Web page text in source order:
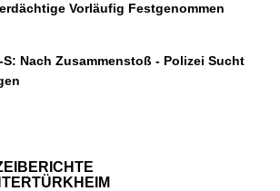
Vorläufig Festgenommen
S: Nach Zusammenstoß - Polizei Sucht